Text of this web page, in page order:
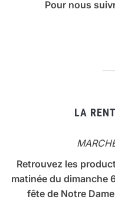
Pour nous
LA
Retrouvez les
matinée du dimanche
fête de Notre